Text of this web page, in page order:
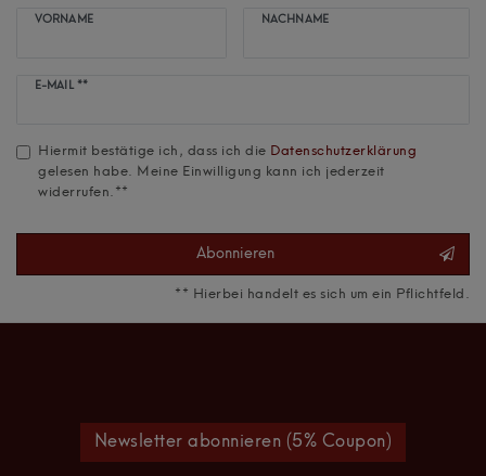
VORNAME NACHNAME
E-MAIL **
Newsletter
Hiermit bestätige ich, dass ich die Daten­schutz­erklärung
gelesen habe. Meine Einwilligung kann ich jederzeit
widerrufen.**
Abonnieren
** Hierbei handelt es sich um ein Pflichtfeld.
Newsletter abonnieren (5% Coupon)